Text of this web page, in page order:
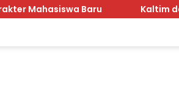
Baru Kaltim dan Jawa